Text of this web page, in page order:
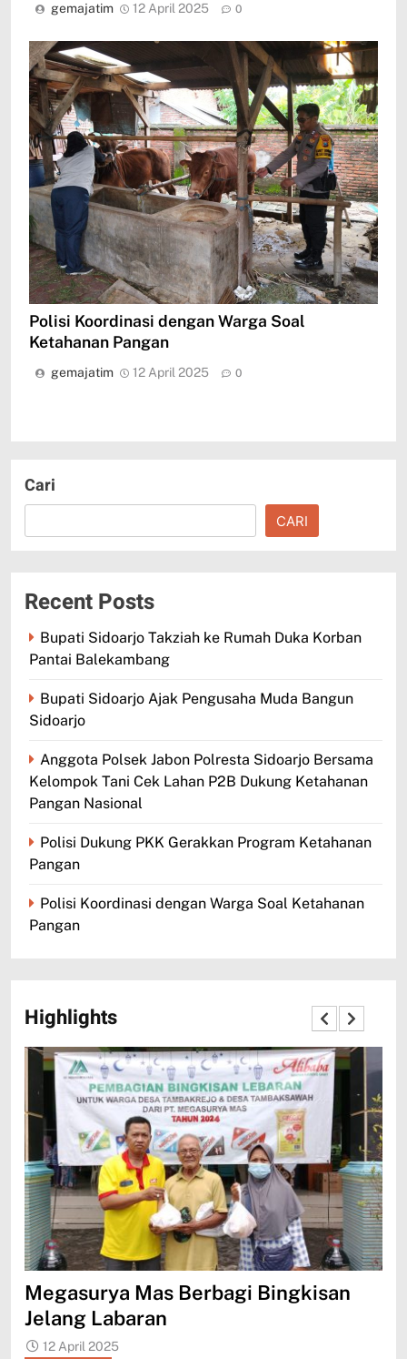
gemajatim 12 April 2025 0
Polisi Koordinasi dengan Warga Soal
Ketahanan Pangan
gemajatim 12 April 2025 0
Cari
CARI
Recent Posts
Bupati Sidoarjo Takziah ke Rumah Duka Korban
Pantai Balekambang
Bupati Sidoarjo Ajak Pengusaha Muda Bangun
Sidoarjo
Anggota Polsek Jabon Polresta Sidoarjo Bersama
Kelompok Tani Cek Lahan P2B Dukung Ketahanan
Pangan Nasional
Polisi Dukung PKK Gerakkan Program Ketahanan
Pangan
Polisi Koordinasi dengan Warga Soal Ketahanan
Pangan
Highlights
Megasurya Mas Berbagi Bingkisan
Jelang Labaran
12 April 2025